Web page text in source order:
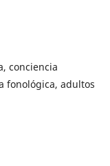
conciencia
fonológica, adultos